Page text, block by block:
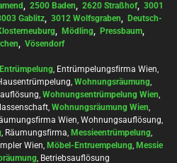
, 2500 Baden, 2620 Straßhof, 3001
Gablitz, 3012 Wolfsgraben, Deutsch-
, Mödling, Pressbaum,
, Vösendorf
Entrümpelung, Entrümpelungsfirma Wien,
Wohnungsräumung,
Wohnungsentrümpelung Wien,
Wohnungsräumung Wien,
Wien, Wohnungsauflösung,
, Räumungsfirma, Messieentrümpelung,
Wien, Möbel-Entruempelung, Messie
, Betriebsauflösung